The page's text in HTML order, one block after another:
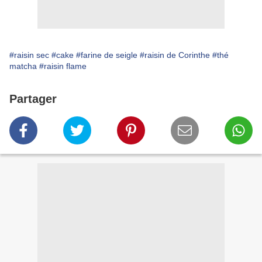
#raisin sec #cake #farine de seigle #raisin de Corinthe #thé
matcha #raisin flame
Partager